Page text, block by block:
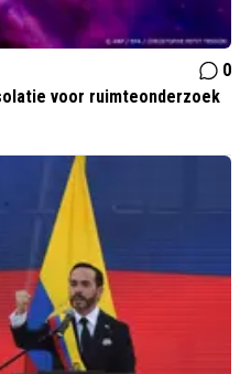
0
voor ruimteonderzoek